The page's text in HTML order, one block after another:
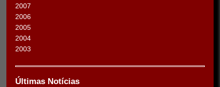
2007
2006
2005
2004
2003
Últimas Notícias